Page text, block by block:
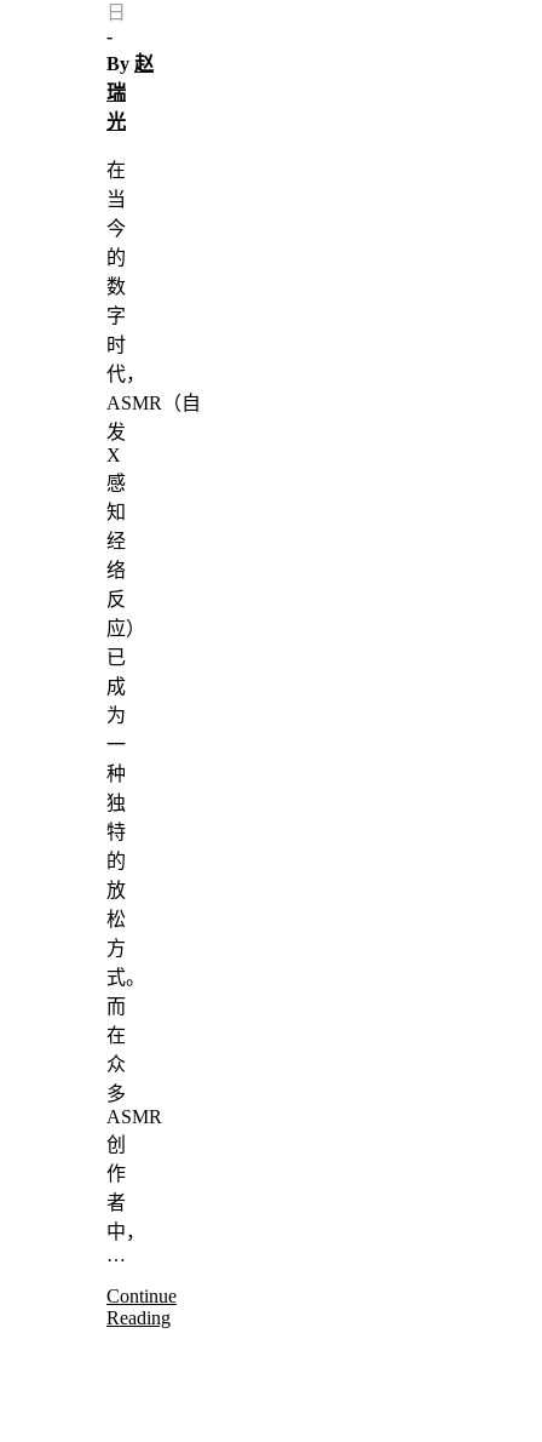
日
-
By 赵
瑞
光
在
当
今
的
数
字
时
代，
ASMR（自
发
X
感
知
经
络
反
应）
已
成
为
一
种
独
特
的
放
松
方
式。
而
在
众
多
ASMR
创
作
者
中，
…
Continue
Reading